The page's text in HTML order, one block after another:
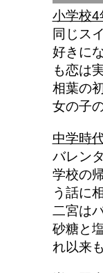
小学校
同じス
好きに
も恋は
相葉の
女の子
中学時
バレン
学校の
う話に
二宮は
砂糖と
れ以来